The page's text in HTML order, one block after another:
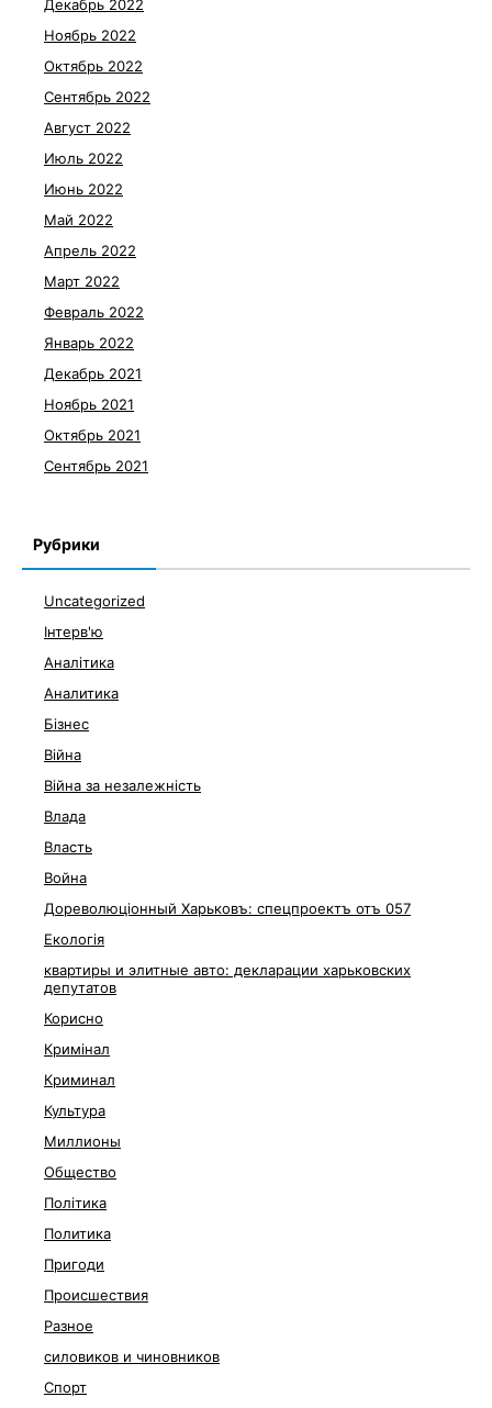
Декабрь 2022
Ноябрь 2022
Октябрь 2022
Сентябрь 2022
Август 2022
Июль 2022
Июнь 2022
Май 2022
Апрель 2022
Март 2022
Февраль 2022
Январь 2022
Декабрь 2021
Ноябрь 2021
Октябрь 2021
Сентябрь 2021
Рубрики
Uncategorized
Інтерв'ю
Аналітика
Аналитика
Бізнес
Війна
Війна за незалежність
Влада
Власть
Война
Дореволюціонный Харьковъ: спецпроектъ отъ 057
Екологія
квартиры и элитные авто: декларации харьковских
депутатов
Корисно
Кримінал
Криминал
Культура
Миллионы
Общество
Політика
Политика
Пригоди
Происшествия
Разное
силовиков и чиновников
Спорт